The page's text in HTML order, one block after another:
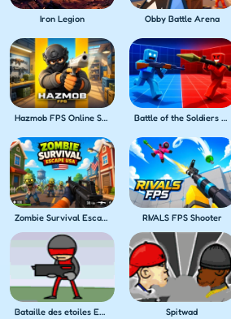
Iron Legion Obby Battle Arena
Hazmob FPS Online Shooter Battle of the Soldiers Red vs Blue
Zombie Survival Escape USA RIVALS FPS Shooter
Bataille des etoiles Empire Spitwad